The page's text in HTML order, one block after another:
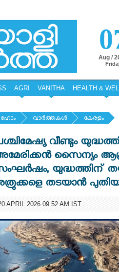
Aug /
AGRI VANITHA HEALTH &
ഹോം വാര്‍ത്തകള്‍ കേരളം
വീണ്ടും
സൈന്യം
യുദ്ധത്തിന്
തടയാൻ പുതിയ
APRIL 2026 09:52 AM IST